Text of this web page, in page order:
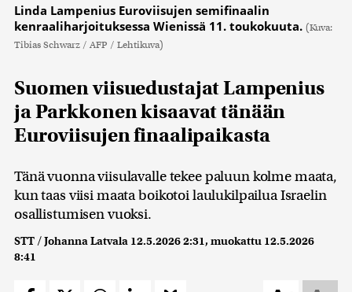
Linda Lampenius Euroviisujen semifinaalin
kenraaliharjoituksessa Wienissä 11. toukokuuta. (Kuva:
Tibias Schwarz / AFP / Lehtikuva)
Suomen viisuedustajat Lampenius
ja Parkkonen kisaavat tänään
Euroviisujen finaalipaikasta
Tänä vuonna viisulavalle tekee paluun kolme maata,
kun taas viisi maata boikotoi laulukilpailua Israelin
osallistumisen vuoksi.
STT / Johanna Latvala 12.5.2026 2:31, muokattu 12.5.2026
8:41